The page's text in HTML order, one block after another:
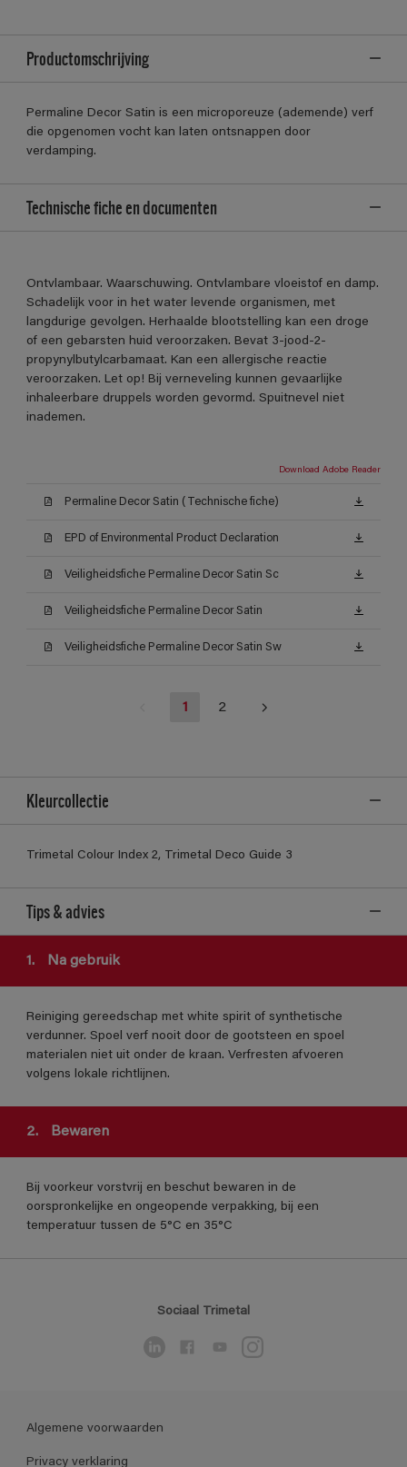
Productomschrijving
Permaline Decor Satin is een microporeuze (ademende) verf
die opgenomen vocht kan laten ontsnappen door
verdamping.
Technische fiche en documenten
Ontvlambaar. Waarschuwing. Ontvlambare vloeistof en damp.
Schadelijk voor in het water levende organismen, met
langdurige gevolgen. Herhaalde blootstelling kan een droge
of een gebarsten huid veroorzaken. Bevat 3-jood-2-
propynylbutylcarbamaat. Kan een allergische reactie
veroorzaken. Let op! Bij verneveling kunnen gevaarlijke
inhaleerbare druppels worden gevormd. Spuitnevel niet
inademen.
Download Adobe Reader
Permaline Decor Satin (Technische fiche)
EPD of Environmental Product Declaration
Veiligheidsfiche Permaline Decor Satin Sc
Veiligheidsfiche Permaline Decor Satin
Veiligheidsfiche Permaline Decor Satin Sw
1 2
Kleurcollectie
Trimetal Colour Index 2, Trimetal Deco Guide 3
Tips & advies
1. Na gebruik
Reiniging gereedschap met white spirit of synthetische
verdunner. Spoel verf nooit door de gootsteen en spoel
materialen niet uit onder de kraan. Verfresten afvoeren
volgens lokale richtlijnen.
2. Bewaren
Bij voorkeur vorstvrij en beschut bewaren in de
oorspronkelijke en ongeopende verpakking, bij een
temperatuur tussen de 5°C en 35°C
Sociaal Trimetal
Algemene voorwaarden
Privacy verklaring